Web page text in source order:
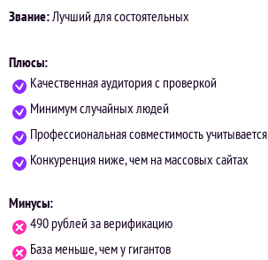
Звание:Лучший для состоятельных
Плюсы:
Качественная аудитория с проверкой
Минимум случайных людей
Профессиональная совместимость учитывается
Конкуренция ниже, чем на массовых сайтах
Минусы:
490 рублей за верификацию
База меньше, чем у гигантов